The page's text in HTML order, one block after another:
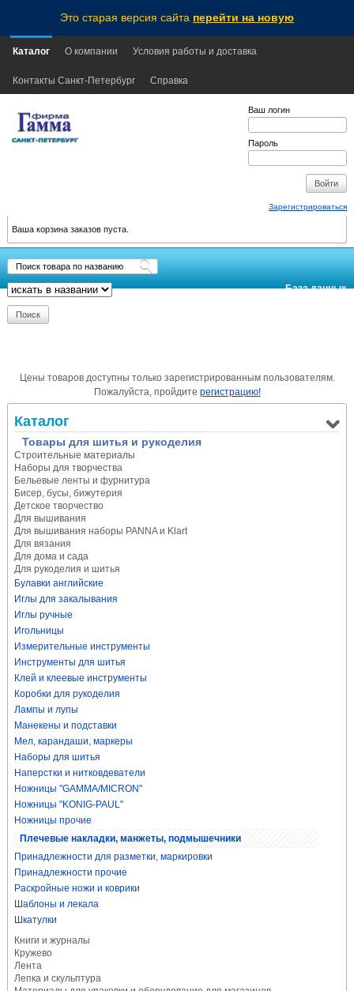
Это старая версия сайта перейти на новую
Каталог О компании Условия работы и доставка
Контакты Санкт-Петербург Справка
Ваш логин
Пароль
Зарегистрироваться
Ваша корзина заказов пуста.
База данных
Цены товаров доступны только зарегистрированным пользователям.
Пожалуйста, пройдите регистрацию!
Каталог
Товары для шитья и рукоделия
Строительные материалы
Наборы для творчества
Бельевые ленты и фурнитура
Бисер, бусы, бижутерия
Детское творчество
Для вышивания
Для вышивания наборы PANNA и Klart
Для вязания
Для дома и сада
Для рукоделия и шитья
Булавки английские
Иглы для закалывания
Иглы ручные
Игольницы
Измерительные инструменты
Инструменты для шитья
Клей и клеевые инструменты
Коробки для рукоделия
Лампы и лупы
Манекены и подставки
Мел, карандаши, маркеры
Наборы для шитья
Наперстки и нитковдеватели
Ножницы "GAMMA/MICRON"
Ножницы "KONIG-PAUL"
Ножницы прочие
Плечевые накладки, манжеты, подмышечники
Принадлежности для разметки, маркировки
Принадлежности прочие
Раскройные ножи и коврики
Шаблоны и лекала
Шкатулки
Книги и журналы
Кружево
Лента
Лепка и скульптура